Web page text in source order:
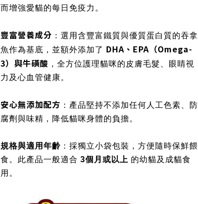
而增強愛貓的每日免疫力。
豐富營養成分 ：選用含豐富鐵質與優質蛋白質的吞拿
魚作為基底，並額外添加了 DHA、EPA（Omega-
3）與牛磺酸 ，全方位護理貓咪的皮膚毛髮、眼睛視
力及心血管健康。
安心無添加配方 ：產品堅持不添加任何人工色素、防
腐劑與味精，降低貓咪身體的負擔。
規格與適用年齡：採獨立小袋包裝，方便隨時保鮮餵
食。此產品一般適合 3個月或以上 的幼貓及成貓食
用。